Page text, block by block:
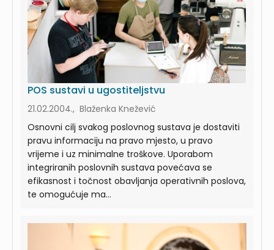
POS sustavi u ugostiteljstvu
21.02.2004., Blaženka Knežević
Osnovni cilj svakog poslovnog sustava je dostaviti
pravu informaciju na pravo mjesto, u pravo
vrijeme i uz minimalne troškove. Uporabom
integriranih poslovnih sustava povećava se
efikasnost i točnost obavljanja operativnih poslova,
te omogućuje ma...